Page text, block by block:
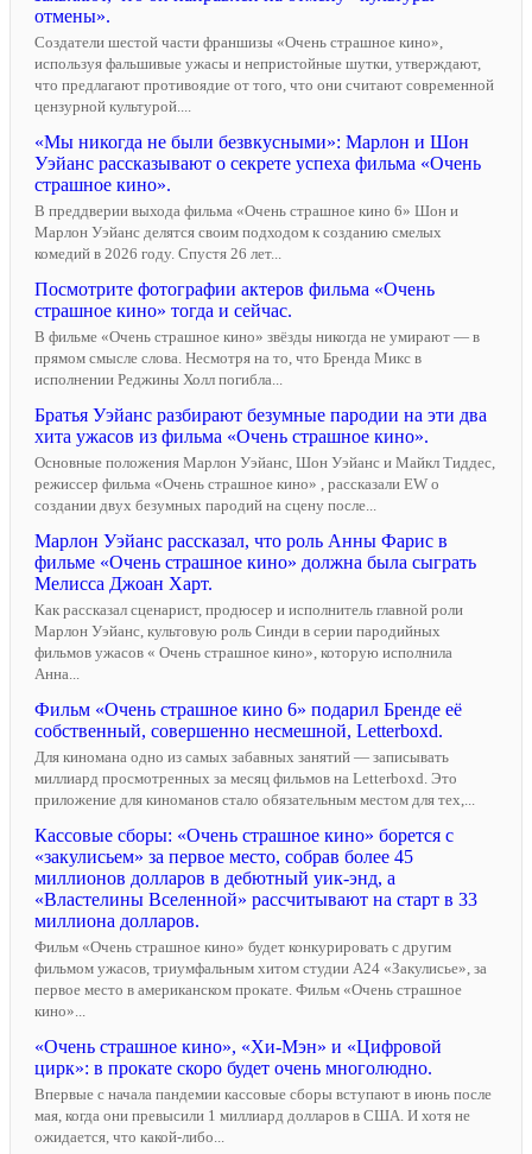
отмены».
Создатели шестой части франшизы «Очень страшное кино»,
используя фальшивые ужасы и непристойные шутки, утверждают,
что предлагают противоядие от того, что они считают современной
цензурной культурой....
«Мы никогда не были безвкусными»: Марлон и Шон
Уэйанс рассказывают о секрете успеха фильма «Очень
страшное кино».
В преддверии выхода фильма «Очень страшное кино 6» Шон и
Марлон Уэйанс делятся своим подходом к созданию смелых
комедий в 2026 году. Спустя 26 лет...
Посмотрите фотографии актеров фильма «Очень
страшное кино» тогда и сейчас.
В фильме «Очень страшное кино» звёзды никогда не умирают — в
прямом смысле слова. Несмотря на то, что Бренда Микс в
исполнении Реджины Холл погибла...
Братья Уэйанс разбирают безумные пародии на эти два
хита ужасов из фильма «Очень страшное кино».
Основные положения Марлон Уэйанс, Шон Уэйанс и Майкл Тиддес,
режиссер фильма «Очень страшное кино» , рассказали EW о
создании двух безумных пародий на сцену после...
Марлон Уэйанс рассказал, что роль Анны Фарис в
фильме «Очень страшное кино» должна была сыграть
Мелисса Джоан Харт.
Как рассказал сценарист, продюсер и исполнитель главной роли
Марлон Уэйанс, культовую роль Синди в серии пародийных
фильмов ужасов « Очень страшное кино», которую исполнила
Анна...
Фильм «Очень страшное кино 6» подарил Бренде её
собственный, совершенно несмешной, Letterboxd.
Для киномана одно из самых забавных занятий — записывать
миллиард просмотренных за месяц фильмов на Letterboxd. Это
приложение для киноманов стало обязательным местом для тех,...
Кассовые сборы: «Очень страшное кино» борется с
«закулисьем» за первое место, собрав более 45
миллионов долларов в дебютный уик-энд, а
«Властелины Вселенной» рассчитывают на старт в 33
миллиона долларов.
Фильм «Очень страшное кино» будет конкурировать с другим
фильмом ужасов, триумфальным хитом студии A24 «Закулисье», за
первое место в американском прокате. Фильм «Очень страшное
кино»...
«Очень страшное кино», «Хи-Мэн» и «Цифровой
цирк»: в прокате скоро будет очень многолюдно.
Впервые с начала пандемии кассовые сборы вступают в июнь после
мая, когда они превысили 1 миллиард долларов в США. И хотя не
ожидается, что какой-либо...